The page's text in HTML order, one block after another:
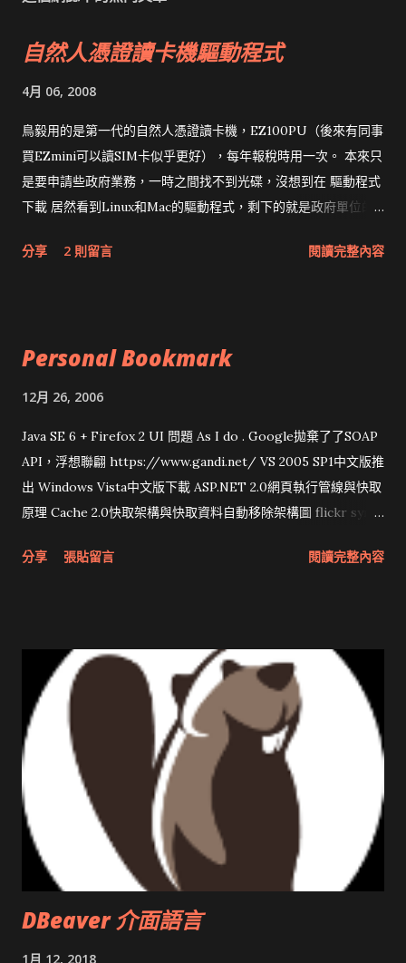
自然人憑證讀卡機驅動程式
4月 06, 2008
鳥毅用的是第一代的自然人憑證讀卡機，EZ100PU（後來有同事
買EZmini可以讀SIM卡似乎更好），每年報稅時用一次。 本來只
是要申請些政府業務，一時之間找不到光碟，沒想到在 驅動程式
下載 居然看到Linux和Mac的驅動程式，剩下的就是政府單位的
分享 2 則留言 閱讀完整內容
Personal Bookmark
12月 26, 2006
Java SE 6 + Firefox 2 UI 問題 As I do . Google拋棄了了SOAP
API，浮想聯翩 https://www.gandi.net/ VS 2005 SP1中文版推
出 Windows Vista中文版下載 ASP.NET 2.0網頁執行管線與快取
原理 Cache 2.0快取架構與快取資料自動移除架構圖 flickr sync
圖治推動改革 Wait and see 國內某SOC疑遭駭客入侵 大砲開講
分享 張貼留言 閱讀完整內容
DBeaver 介面語言
1月 12, 2018